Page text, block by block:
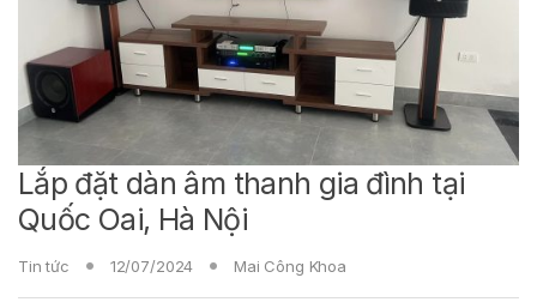
Lắp đặt dàn âm thanh gia đình tại
Quốc Oai, Hà Nội
Tin tức 12/07/2024 Mai Công Khoa